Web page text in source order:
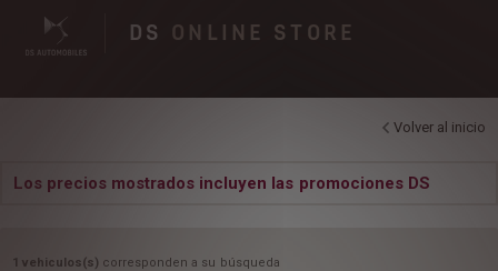
DS ONLINE STORE
Volver al inicio
Los precios mostrados incluyen las promociones DS
1 vehiculos(s) corresponden a su búsqueda